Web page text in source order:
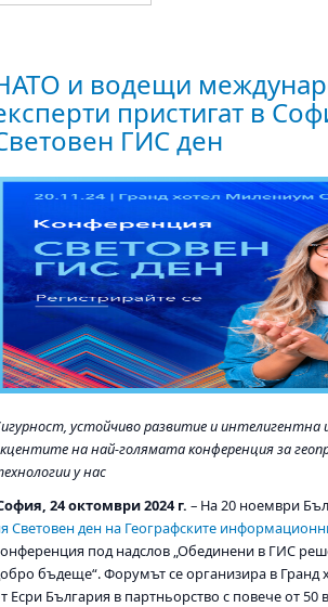
и водещи
пристигат в
ГИС ден
устойчиво развитие и интелигентна
на най-голямата конференция за
у нас
24 октомври 2024 г. ­– На 20 ноември
Световен ден на Географските
под надслов „Обединени в ГИС
бъдеще“. Форумът се организира в
Есри България в партньорство с повече от 50